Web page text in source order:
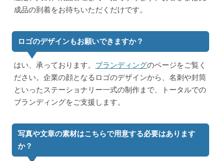
成品の到着をお待ちいただくだけです。
ロゴのデザインもお願いできますか？
はい、承っております。 ブランディングのページをご覧く
ださい。企業の顔となるロゴのデザインから、名刺や封筒
といったステーショナリー一式の制作まで、トータルでの
ブランディングをご支援します。
写真や文章の素材はこちらで用意する必要はあります
か？